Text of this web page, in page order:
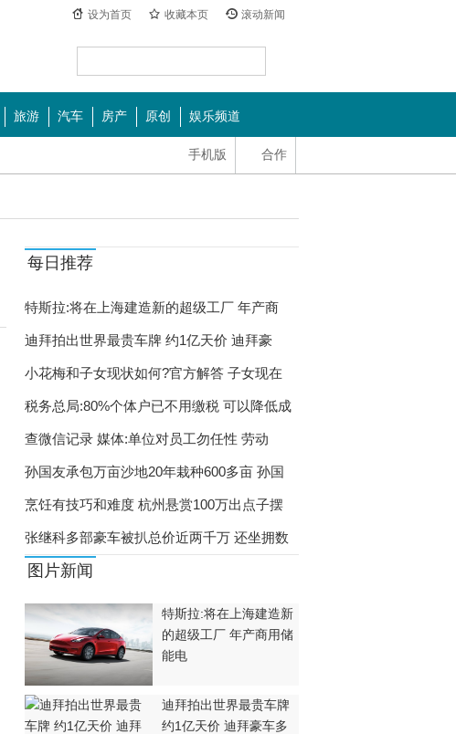
设为首页 收藏本页 滚动新闻
旅游 汽车 房产 原创 娱乐频道
合作
手机版
每日推荐
特斯拉:将在上海建造新的超级工厂 年产商
迪拜拍出世界最贵车牌 约1亿天价 迪拜豪
小花梅和子女现状如何?官方解答 子女现在
税务总局:80%个体户已不用缴税 可以降低成
查微信记录 媒体:单位对员工勿任性 劳动
孙国友承包万亩沙地20年栽种600多亩 孙国
烹饪有技巧和难度 杭州悬赏100万出点子摆
张继科多部豪车被扒总价近两千万 还坐拥数
图片新闻
特斯拉:将在上海建造新
的超级工厂 年产商用储
能电
迪拜拍出世界最贵车牌
约1亿天价 迪拜豪车多